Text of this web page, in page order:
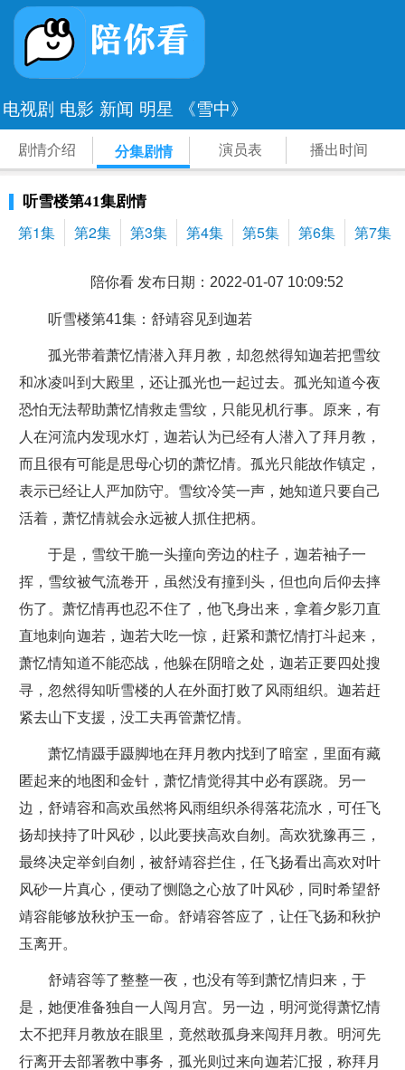
电视剧 电影 新闻 明星 《雪中》
剧情介绍 分集剧情 演员表 播出时间
听雪楼第41集剧情
第1集 第2集 第3集 第4集 第5集 第6集 第7集
陪你看 发布日期：2022-01-07 10:09:52
听雪楼第41集：舒靖容见到迦若
孤光带着萧忆情潜入拜月教，却忽然得知迦若把雪纹
和冰凌叫到大殿里，还让孤光也一起过去。孤光知道今夜
恐怕无法帮助萧忆情救走雪纹，只能见机行事。原来，有
人在河流内发现水灯，迦若认为已经有人潜入了拜月教，
而且很有可能是思母心切的萧忆情。孤光只能故作镇定，
表示已经让人严加防守。雪纹冷笑一声，她知道只要自己
活着，萧忆情就会永远被人抓住把柄。
于是，雪纹干脆一头撞向旁边的柱子，迦若袖子一
挥，雪纹被气流卷开，虽然没有撞到头，但也向后仰去摔
伤了。萧忆情再也忍不住了，他飞身出来，拿着夕影刀直
直地刺向迦若，迦若大吃一惊，赶紧和萧忆情打斗起来，
萧忆情知道不能恋战，他躲在阴暗之处，迦若正要四处搜
寻，忽然得知听雪楼的人在外面打败了风雨组织。迦若赶
紧去山下支援，没工夫再管萧忆情。
萧忆情蹑手蹑脚地在拜月教内找到了暗室，里面有藏
匿起来的地图和金针，萧忆情觉得其中必有蹊跷。另一
边，舒靖容和高欢虽然将风雨组织杀得落花流水，可任飞
扬却挟持了叶风砂，以此要挟高欢自刎。高欢犹豫再三，
最终决定举剑自刎，被舒靖容拦住，任飞扬看出高欢对叶
风砂一片真心，便动了恻隐之心放了叶风砂，同时希望舒
靖容能够放秋护玉一命。舒靖容答应了，让任飞扬和秋护
玉离开。
舒靖容等了整整一夜，也没有等到萧忆情归来，于
是，她便准备独自一人闯月宫。另一边，明河觉得萧忆情
太不把拜月教放在眼里，竟然敢孤身来闯拜月教。明河先
行离开去部署教中事务，孤光则过来向迦若汇报，称拜月